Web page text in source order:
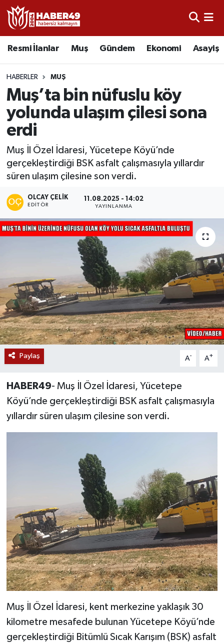
Resmi İlanlar Muş Gündem Ekonomi Asayiş
HABERLER MUŞ
Muş’ta bin nüfuslu köy
yolunda ulaşım çilesi sona
erdi
Muş İl Özel İdaresi, Yücetepe Köyü’nde
gerçekleştirdiği BSK asfalt çalışmasıyla yıllardır
süren ulaşım çilesine son verdi.
OLCAY ÇELIK
EDITÖR
11.08.2025 - 14:02
YAYINLANMA
Paylaş A- A+
HABER49- Muş İl Özel İdaresi, Yücetepe
Köyü’nde gerçekleştirdiği BSK asfalt çalışmasıyla
yıllardır süren ulaşım çilesine son verdi.
Muş İl Özel İdaresi, kent merkezine yaklaşık 30
kilometre mesafede bulunan Yücetepe Köyü’nde
gerçekleştirdiği Bitümlü Sıcak Karışım (BSK) asfalt
Resmi İlanlar
Asayiş
Bölge
Eğitim
Sağlık
Spor
Kültür Sanat
Muş
Hasköy
Bulanık
Malazgirt
Uşak Nöbetçi Eczaneler
Uşak Hava Durumu
Uşak Namaz Vakitleri
Uşak Trafik Yoğunluk Haritası
Tüm Manşetler
Haber Arşivi